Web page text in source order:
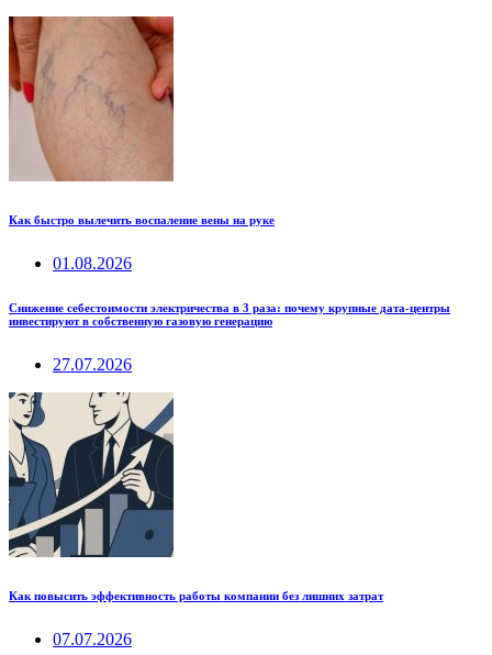
Как быстро вылечить воспаление вены на руке
01.08.2026
Снижение себестоимости электричества в 3 раза: почему крупные дата-центры
инвестируют в собственную газовую генерацию
27.07.2026
Как повысить эффективность работы компании без лишних затрат
07.07.2026